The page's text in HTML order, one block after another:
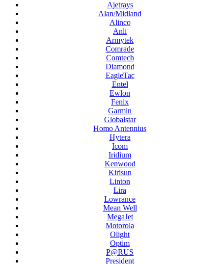
Ajetrays
Alan/Midland
Alinco
Anli
Armytek
Comrade
Comtech
Diamond
EagleTac
Entel
Ewlon
Fenix
Garmin
Globalstar
Homo Antennius
Hytera
Icom
Iridium
Kenwood
Kirisun
Linton
Lira
Lowrance
Mean Well
MegaJet
Motorola
Olight
Optim
P@RUS
President